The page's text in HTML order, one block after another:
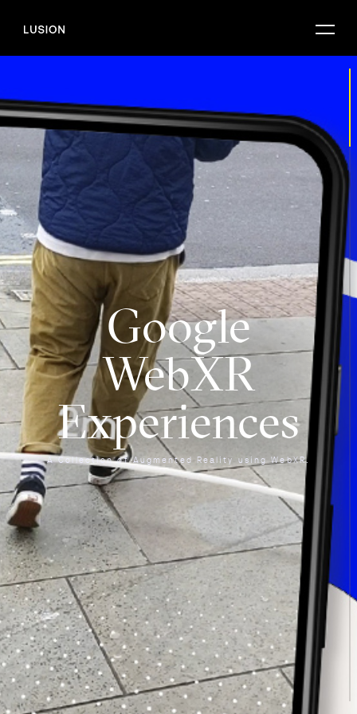
Google
WebXR
Experiences
A Collection of A u gme nted Real ity u s ing WebXR.